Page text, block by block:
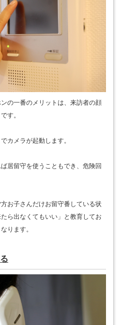
の一番のメリットは、来訪者の顔
す。
カメラが起動します。
居留守を使うこともでき、危険回
お子さんだけお留守番している状
ら出なくてもいい」と教育してお
ります。